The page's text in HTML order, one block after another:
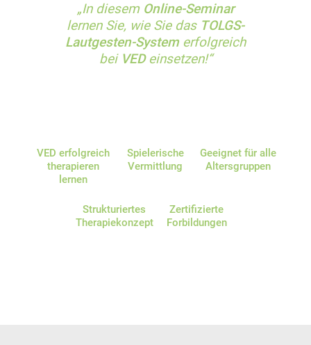
„In diesem Online-Seminar
lernen Sie, wie Sie das TOLGS-
Lautgesten-System erfolgreich
bei VEDeinsetzen!“
VED erfolgreich
therapieren
lernen
Spielerische
Vermittlung
Geeignet für alle
Altersgruppen
Strukturiertes
Therapiekonzept
Zertifizierte
Forbildungen